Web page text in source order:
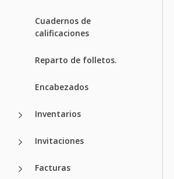
Cuadernos de
calificaciones
Reparto de folletos.
Encabezados
Inventarios
Invitaciones
Facturas